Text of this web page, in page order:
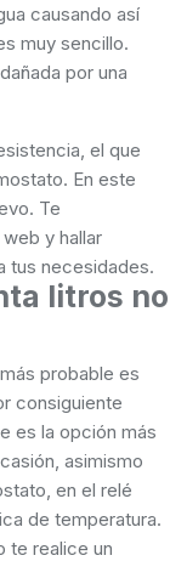
causando así
muy sencillo.
por una
el que
En este
Te
y hallar
tus necesidades.
litros no
probable es
consiguiente
es la opción más
asimismo
en el relé
de temperatura.
te realice un